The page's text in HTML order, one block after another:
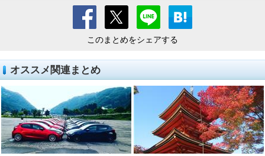
このまとめをシェアする
オススメ関連まとめ